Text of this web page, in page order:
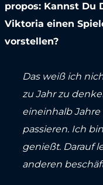
propos: Kannst Du
Viktoria einen
vorstellen?
Das weiß ich
zu Jahr zu
eineinhalb Jahre
passieren. Ich
genießt. Darauf
anderen